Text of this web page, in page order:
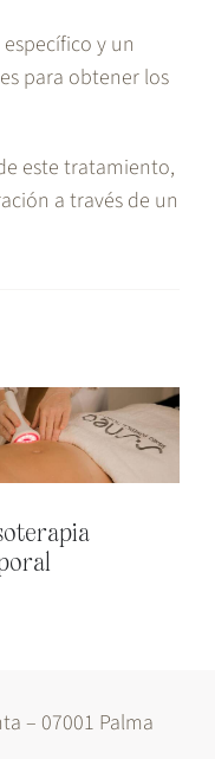
y un
para obtener los
este tratamiento,
a través de un
– 07001 Palma